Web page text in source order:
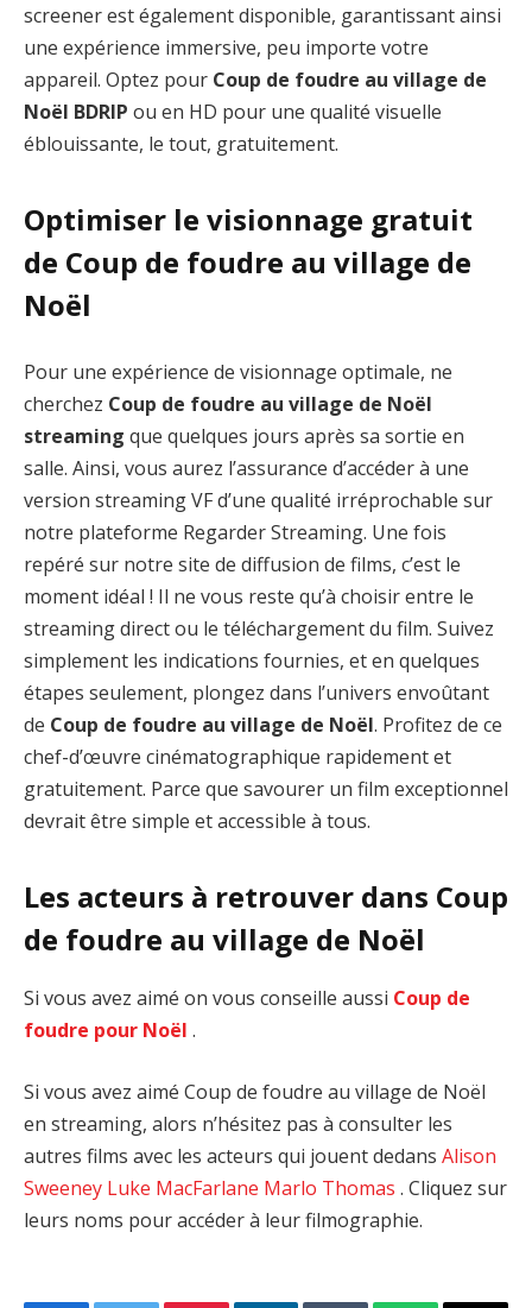
screener est également disponible, garantissant ainsi
une expérience immersive, peu importe votre
appareil. Optez pour Coup de foudre au village de
Noël BDRIP ou en HD pour une qualité visuelle
éblouissante, le tout, gratuitement.
Optimiser le visionnage gratuit
de Coup de foudre au village de
Noël
Pour une expérience de visionnage optimale, ne
cherchez Coup de foudre au village de Noël
streaming que quelques jours après sa sortie en
salle. Ainsi, vous aurez l’assurance d’accéder à une
version streaming VF d’une qualité irréprochable sur
notre plateforme Regarder Streaming. Une fois
repéré sur notre site de diffusion de films, c’est le
moment idéal ! Il ne vous reste qu’à choisir entre le
streaming direct ou le téléchargement du film. Suivez
simplement les indications fournies, et en quelques
étapes seulement, plongez dans l’univers envoûtant
de Coup de foudre au village de Noël. Profitez de ce
chef-d’œuvre cinématographique rapidement et
gratuitement. Parce que savourer un film exceptionnel
devrait être simple et accessible à tous.
Les acteurs à retrouver dans Coup
de foudre au village de Noël
Si vous avez aimé on vous conseille aussi Coup de
foudre pour Noël .
Si vous avez aimé Coup de foudre au village de Noël
en streaming, alors n’hésitez pas à consulter les
autres films avec les acteurs qui jouent dedans Alison
Sweeney Luke MacFarlane Marlo Thomas . Cliquez sur
leurs noms pour accéder à leur filmographie.